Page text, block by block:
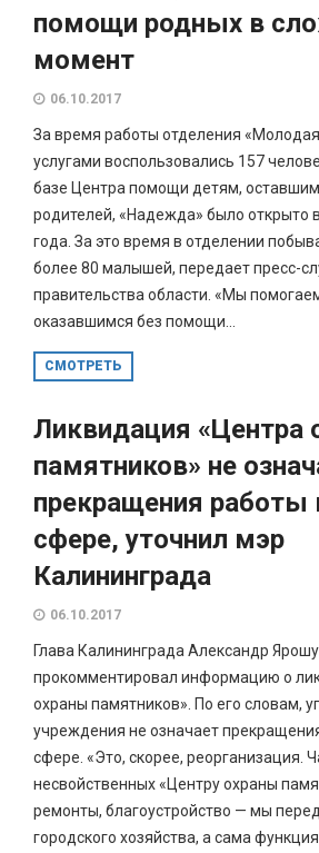
помощи родных в
момент
06.10.2017
За время работы отделения
услугами воспользовались 157
базе Центра помощи детям,
родителей, «Надежда» было открыто
года. За это время в отделении
более 80 малышей, передает пресс-
правительства области. «Мы
оказавшимся без помощи...
СМОТРЕТЬ
Ликвидация «Центра
памятников» не
прекращения работы
сфере, уточнил мэр
Калининграда
06.10.2017
Глава Калининграда Александр
прокомментировал информацию о
охраны памятников». По его словам,
учреждения не означает
сфере. «Это, скорее, реорганизация.
несвойственных «Центру охраны
ремонты, благоустройство — мы
городского хозяйства, а сама